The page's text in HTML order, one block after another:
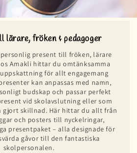
lärare, fröken & pedagoger
present till fröken, lärare
Amakli hittar du omtänksamma
för allt engagemang
kan anpassas med namn,
budskap och passar perfekt
vid skolavslutning eller som
gjort skillnad. Här hittar du allt från
och posters till nyckelringar,
presentpaket – alla designade för
gåvor till den fantastiska
skolpersonalen.